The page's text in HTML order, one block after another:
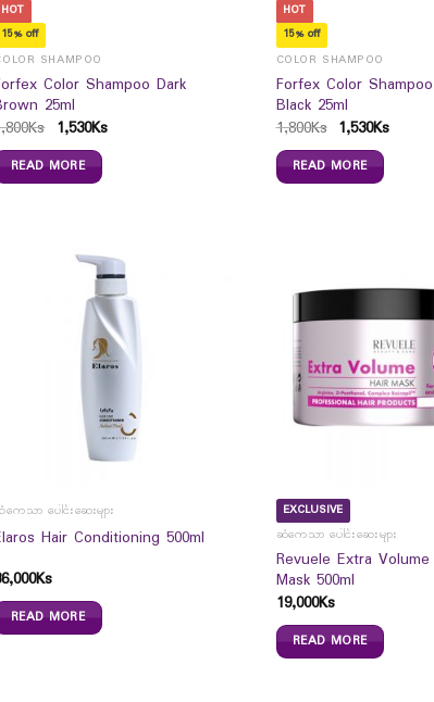
HOT
15% off
SHAMPOO
Color Shampoo Dark
25ml
Ks 1,530Ks
READ MORE
HOT
15% off
COLOR SHAMPOO
Forfex Color
Black 25ml
1,800Ks 1,530Ks
READ MORE
ေသာ ပေါင်းဆေးများ
Hair Conditioning 500ml
Ks
READ MORE
EXCLUSIVE
ဆံကေသာ ပေါင်းဆေးများ
Revuele Extra Volume
Mask 500ml
19,000Ks
READ MORE